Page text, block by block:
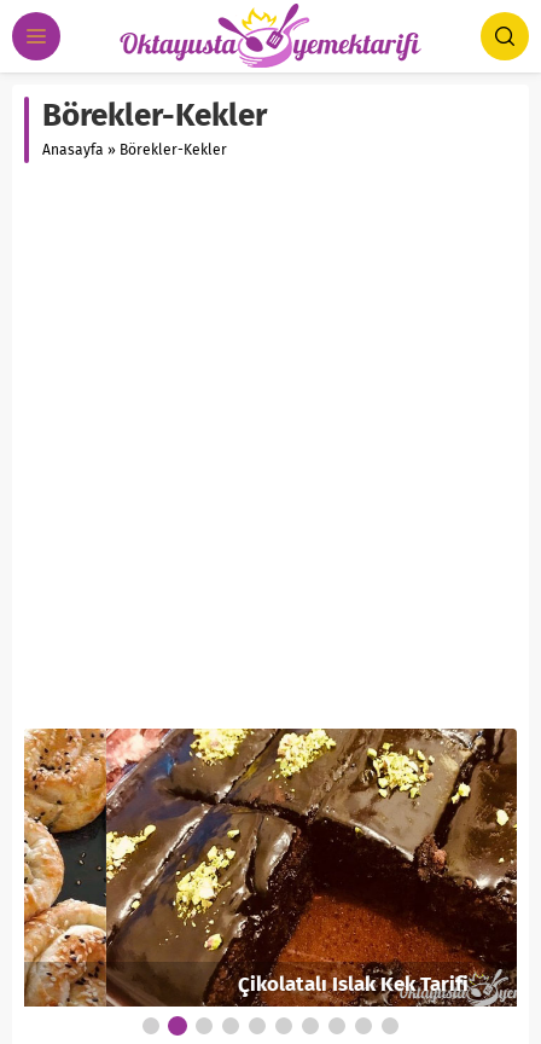
Börekler-Kekler
Anasayfa » Börekler-Kekler
Çikolatalı Islak Kek Tarifi